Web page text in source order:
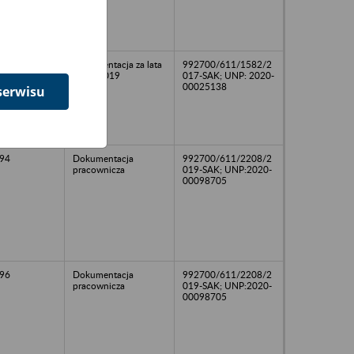
Dokumentacja za lata
2014-2019
992700/611/1582/2
017-SAK; UNP: 2020-
00025138
Dokumentacja
pracownicza
992700/611/2208/2
019-SAK; UNP:2020-
00098705
Dokumentacja
pracownicza
992700/611/2208/2
019-SAK; UNP:2020-
00098705